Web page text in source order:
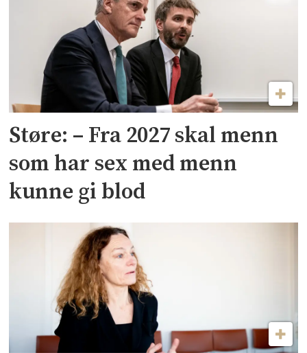
Støre: – Fra 2027 skal menn
som har sex med menn
kunne gi blod